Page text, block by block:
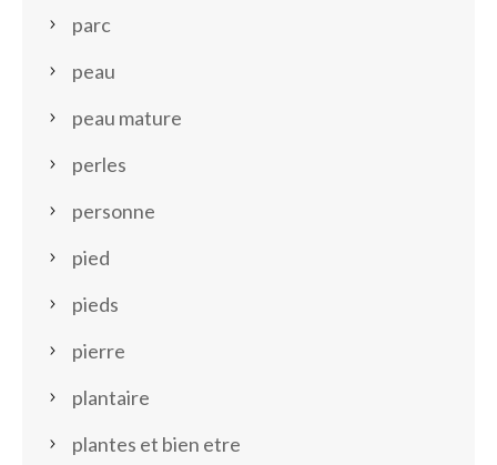
parc
peau
peau mature
perles
personne
pied
pieds
pierre
plantaire
plantes et bien etre